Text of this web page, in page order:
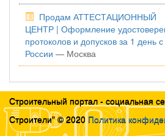
Продам АТТЕСТАЦИОННЫЙ
ЦЕНТР | Оформление
протоколов и допусков за 1 день
России — Москва
Строительный портал - социальная
Строители" © 2020 Политика